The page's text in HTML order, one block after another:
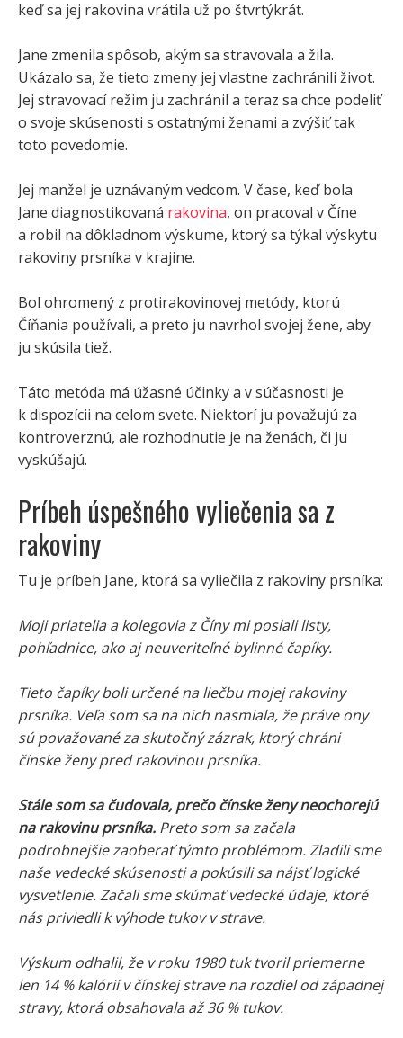
keď sa jej rakovina vrátila už po štvrtýkrát.
Jane zmenila spôsob, akým sa stravovala a žila.
Ukázalo sa, že tieto zmeny jej vlastne zachránili život.
Jej stravovací režim ju zachránil a teraz sa chce podeliť
o svoje skúsenosti s ostatnými ženami a zvýšiť tak
toto povedomie.
Jej manžel je uznávaným vedcom. V čase, keď bola
Jane diagnostikovaná rakovina, on pracoval v Číne
a robil na dôkladnom výskume, ktorý sa týkal výskytu
rakoviny prsníka v krajine.
Bol ohromený z protirakovinovej metódy, ktorú
Číňania používali, a preto ju navrhol svojej žene, aby
ju skúsila tiež.
Táto metóda má úžasné účinky a v súčasnosti je
k dispozícii na celom svete. Niektorí ju považujú za
kontroverznú, ale rozhodnutie je na ženách, či ju
vyskúšajú.
Príbeh úspešného vyliečenia sa z
rakoviny
Tu je príbeh Jane, ktorá sa vyliečila z rakoviny prsníka:
Moji priatelia a kolegovia z Číny mi poslali listy,
pohľadnice, ako aj neuveriteľné bylinné čapíky.
Tieto čapíky boli určené na liečbu mojej rakoviny
prsníka. Veľa som sa na nich nasmiala, že práve ony
sú považované za skutočný zázrak, ktorý chráni
čínske ženy pred rakovinou prsníka.
Stále som sa čudovala, prečo čínske ženy neochorejú
na rakovinu prsníka. Preto som sa začala
podrobnejšie zaoberať týmto problémom. Zladili sme
naše vedecké skúsenosti a pokúsili sa nájsť logické
vysvetlenie. Začali sme skúmať vedecké údaje, ktoré
nás priviedli k výhode tukov v strave.
Výskum odhalil, že v roku 1980 tuk tvoril priemerne
len 14 % kalórií v čínskej strave na rozdiel od západnej
stravy, ktorá obsahovala až 36 % tukov.